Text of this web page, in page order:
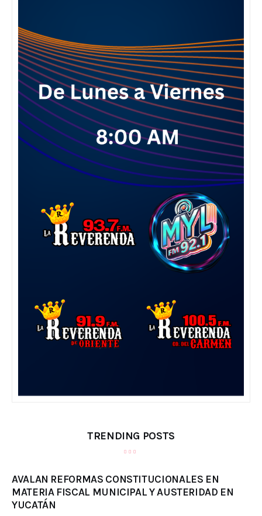
TRENDING POSTS
AVALAN REFORMAS CONSTITUCIONALES EN
MATERIA FISCAL MUNICIPAL Y AUSTERIDAD EN
YUCATÁN